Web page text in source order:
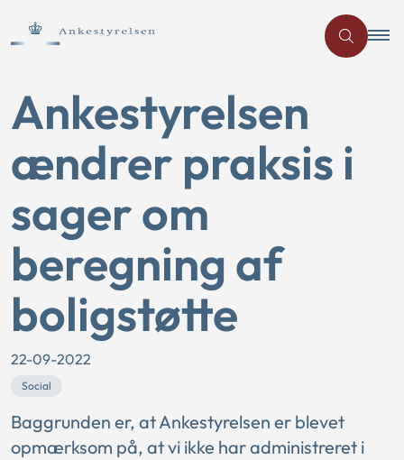
Ankestyrelsen
ændrer praksis i
sager om
beregning af
boligstøtte
22-09-2022
Social
Baggrunden er, at Ankestyrelsen er blevet
opmærksom på, at vi ikke har administreret i